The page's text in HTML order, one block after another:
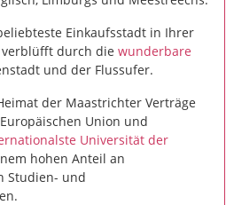
Einkaufsstadt in Ihrer
durch die wunderbare
und der Flussufer.
der Maastrichter Verträge
Union und
Universität der
hohen Anteil an
Studien- und